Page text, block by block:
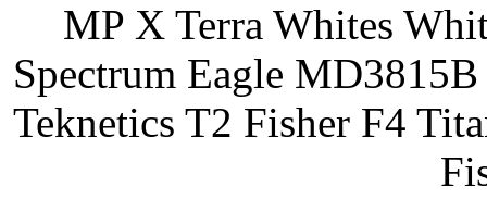
MP X Terra Whites
Spectrum Eagle
Teknetics T2 Fisher F4